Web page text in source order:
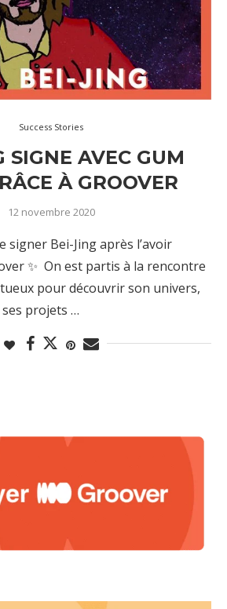
Success Stories
SIGNE AVEC GUM
À GROOVER
12 novembre 2020
signer Bei-Jing après l’avoir
✨ On est partis à la rencontre
pour découvrir son univers,
projets …